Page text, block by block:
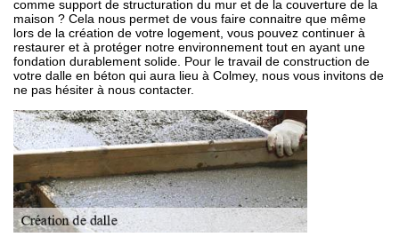
comme support de structuration du mur et de la couverture de la
maison ? Cela nous permet de vous faire connaitre que même
lors de la création de votre logement, vous pouvez continuer à
restaurer et à protéger notre environnement tout en ayant une
fondation durablement solide. Pour le travail de construction de
votre dalle en béton qui aura lieu à Colmey, nous vous invitons de
ne pas hésiter à nous contacter.